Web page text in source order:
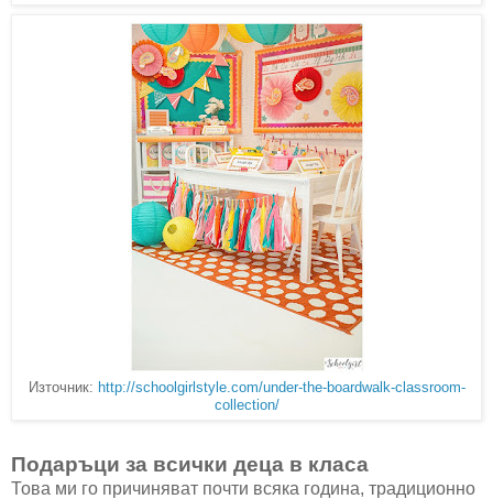
Източник: http://schoolgirlstyle.com/under-the-boardwalk-classroom-
collection/
Подаръци за всички деца в класа
Това ми го причиняват почти всяка година, традиционно